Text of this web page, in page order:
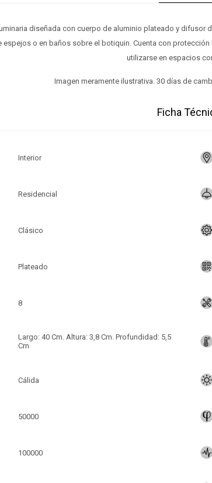
diseñada con cuerpo de aluminio plateado y difusor
espejos o en baños sobre el botiquin. Cuenta con
utilizarse en espacios
Imagen meramente ilustrativa. 30 días de
Ficha
Interior
Residencial
Clásico
Plateado
8
Largo: 40 Cm. Altura: 3,8 Cm. Profundidad: 5,5
Cm
Cálida
50000
100000